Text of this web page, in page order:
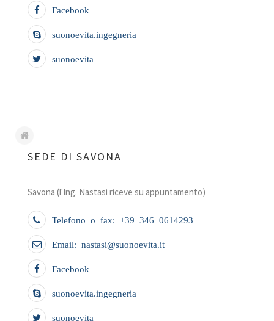
Facebook
suonoevita.ingegneria
suonoevita
SEDE DI SAVONA
Savona (l'Ing. Nastasi riceve su appuntamento)
Telefono o fax: +39 346 0614293
Email: nastasi@suonoevita.it
Facebook
suonoevita.ingegneria
suonoevita